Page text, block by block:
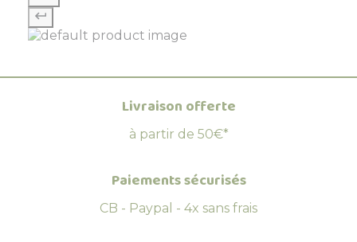
Livraison offerte
à partir de 50€*
Paiements sécurisés
CB - Paypal - 4x sans frais